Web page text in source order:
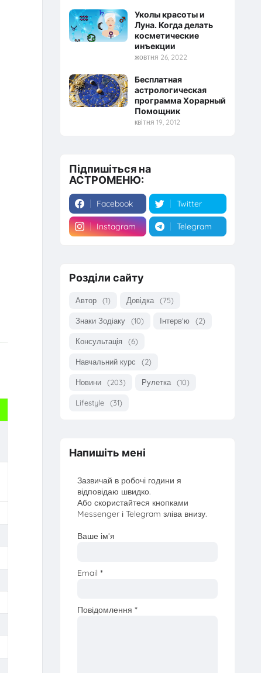
Уколы красоты и
Луна. Когда делать
косметические
инъекции
жовтня 26, 2022
Бесплатная
астрологическая
программа Хорарный
Помощник
квітня 19, 2012
Підпишіться на
АСТРОМЕНЮ:
Facebook Twitter
Instagram Telegram
Розділи сайту
Автор (1) Довідка (75)
Знаки Зодіаку (10) Інтерв'ю (2)
Консультація (6)
Навчальний курс (2)
Новини (203) Рулетка (10)
Lifestyle (31)
Напишіть мені
Зазвичай в робочі години я
відповідаю швидко.
Або скористайтеся кнопками
Messenger і Telegram зліва внизу.
Ваше ім’я
Email*
Повідомлення*